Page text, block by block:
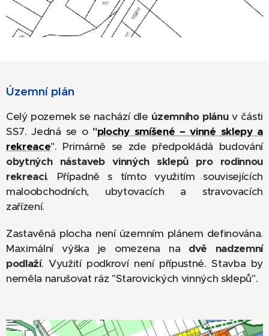
Územní plán
Celý pozemek se nachází dle územního plánuv části
SS7. Jedná se o "plochysmíšené – vinné sklepy a
rekreace". Primárně se zde předpokládá budování
obytných nástaveb vinných sklepů pro rodinnou
rekreaci. Případně s tímto využitím souvisejících
maloobchodních, ubytovacích a stravovacích
zařízení.
Zastavěná plocha není územním plánem definována.
Maximální výška je omezena na dvě nadzemní
podlaží. Využití podkroví není přípustné. Stavba by
neměla narušovat ráz "Starovických vinných sklepů".